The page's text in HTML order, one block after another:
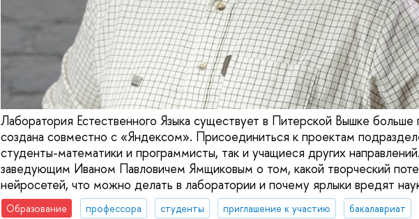
Лаборатория Естественного Языка существует в Питерской Вышке больше
создана совместно с «Яндексом». Присоединиться к проектам
студенты-математики и программисты, так и учащиеся других
заведующим Иваном Павловичем Ямщиковым о том, какой творческий
нейросетей, что можно делать в лаборатории и почему ярлыки вредят
Образование профессора студенты приглашение к участию
бакалавриат